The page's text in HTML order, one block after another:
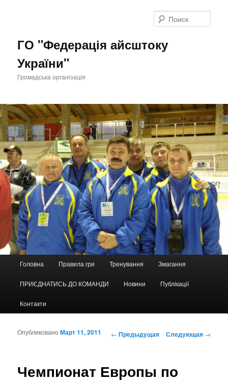
ГО "Федерація айсштоку
України"
Громадська організація
Перейти к основному содержимому
Перейти к дополнительному содержимому
Головна Правила гри Тренування Змагання
ПРИЄДНАТИСЬ ДО КОМАНДИ Новини Публікації
Контакти
Навигация по записям
← Предыдущая Следующая →
Чемпионат Европы по
ОпубликованоМарт 11, 2011